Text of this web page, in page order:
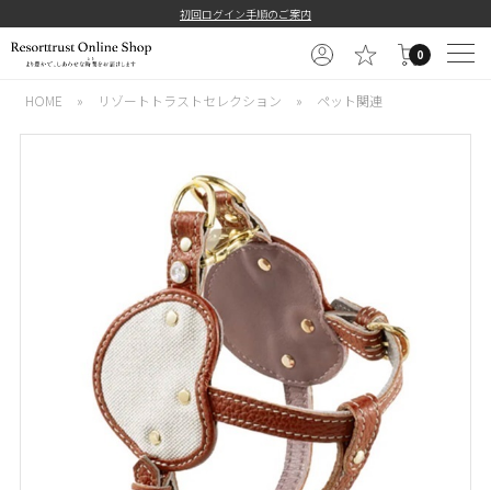
初回ログイン手順のご案内
0
HOME » リゾートトラストセレクション » ペット関連